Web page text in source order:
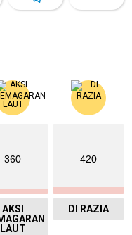
360
AKSI
LAUT
420
DI RAZIA